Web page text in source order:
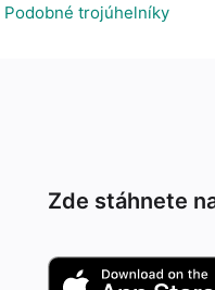
Podobné trojúhelníky
Zde stáhnete